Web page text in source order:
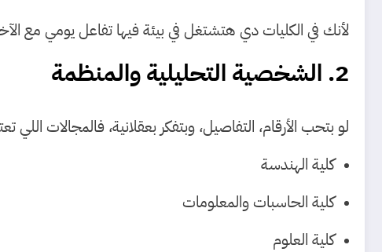
لأنك في الكليات دي هتشتغل في بيئة فيها تفاعل يومي مع
2. الشخصية التحليلية والمنظمة
لو بتحب الأرقام، التفاصيل، وبتفكر بعقلانية، فالمجالات
كلية الهندسة
كلية الحاسبات والمعلومات
كلية العلوم